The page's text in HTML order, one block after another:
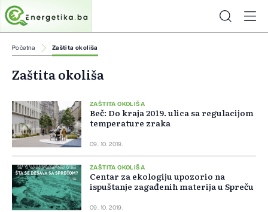
Početna Zaštita okoliša
Zaštita okoliša
ZAŠTITA OKOLIŠA
Beč: Do kraja 2019. ulica sa regulacijom
temperature zraka
09. 10. 2019.
ZAŠTITA OKOLIŠA
Centar za ekologiju upozorio na
ispuštanje zagađenih materija u Spreču
09. 10. 2019.